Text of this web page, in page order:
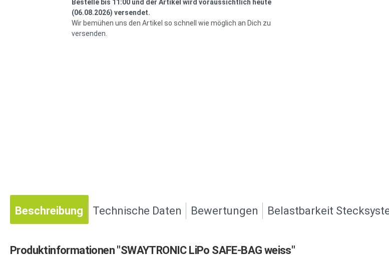
Bestelle bis 11:00 und der Artikel wird voraussichtlich heute
(06.08.2026) versendet.
Wir bemühen uns den Artikel so schnell wie möglich an Dich zu
versenden.
Beschreibung Technische Daten Bewertungen Belastbarkeit
Produktinformationen "SWAYTRONIC LiPo SAFE-BAG weiss"